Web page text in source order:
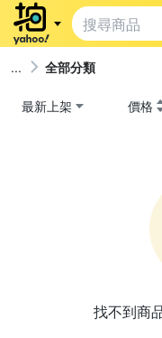
全部分類
最新上架 價格
找不到商